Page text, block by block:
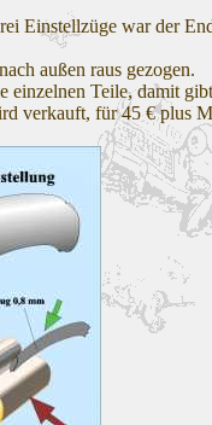
Einstellzüge war der
außen raus gezogen.
einzelnen Teile, damit
verkauft, für 45 € plus